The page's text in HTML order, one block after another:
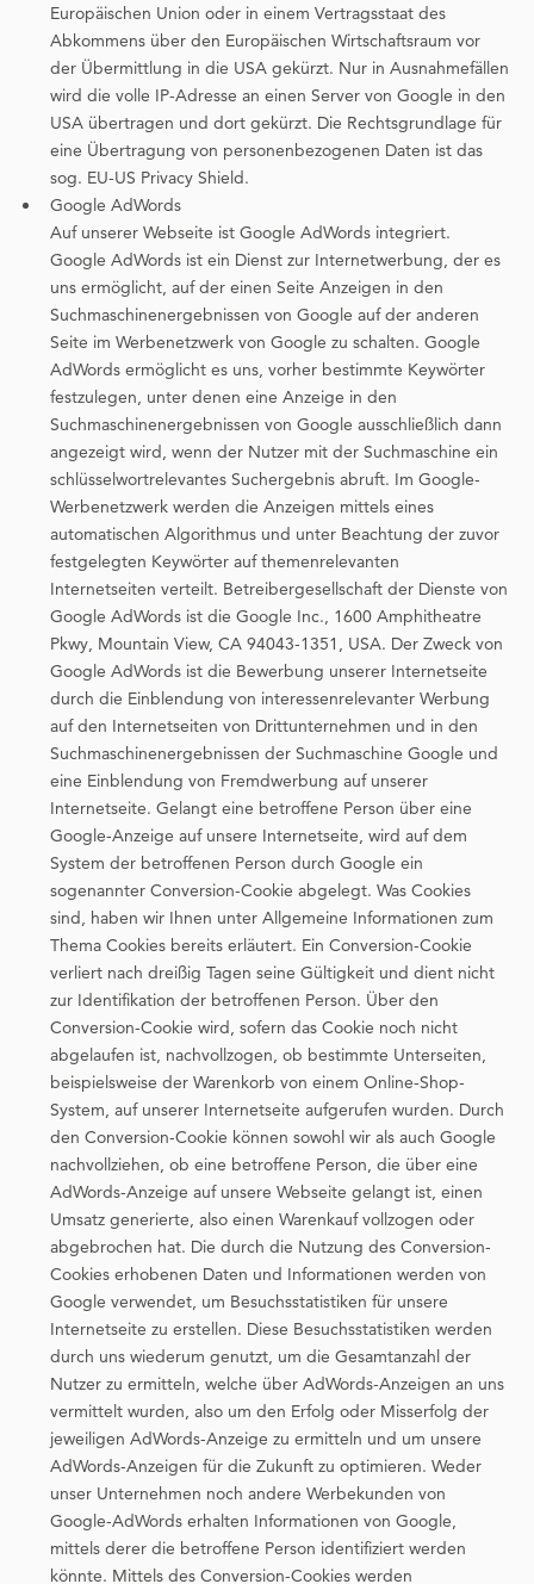
Europäischen Union oder in einem Vertragsstaat des
Abkommens über den Europäischen Wirtschaftsraum vor
der Übermittlung in die USA gekürzt. Nur in Ausnahmefällen
wird die volle IP-Adresse an einen Server von Google in den
USA übertragen und dort gekürzt. Die Rechtsgrundlage für
eine Übertragung von personenbezogenen Daten ist das
sog. EU-US Privacy Shield.
Google AdWords
Auf unserer Webseite ist Google AdWords integriert.
Google AdWords ist ein Dienst zur Internetwerbung, der es
uns ermöglicht, auf der einen Seite Anzeigen in den
Suchmaschinenergebnissen von Google auf der anderen
Seite im Werbenetzwerk von Google zu schalten. Google
AdWords ermöglicht es uns, vorher bestimmte Keywörter
festzulegen, unter denen eine Anzeige in den
Suchmaschinenergebnissen von Google ausschließlich dann
angezeigt wird, wenn der Nutzer mit der Suchmaschine ein
schlüsselwortrelevantes Suchergebnis abruft. Im Google-
Werbenetzwerk werden die Anzeigen mittels eines
automatischen Algorithmus und unter Beachtung der zuvor
festgelegten Keywörter auf themenrelevanten
Internetseiten verteilt. Betreibergesellschaft der Dienste von
Google AdWords ist die Google Inc., 1600 Amphitheatre
Pkwy, Mountain View, CA 94043-1351, USA. Der Zweck von
Google AdWords ist die Bewerbung unserer Internetseite
durch die Einblendung von interessenrelevanter Werbung
auf den Internetseiten von Drittunternehmen und in den
Suchmaschinenergebnissen der Suchmaschine Google und
eine Einblendung von Fremdwerbung auf unserer
Internetseite. Gelangt eine betroffene Person über eine
Google-Anzeige auf unsere Internetseite, wird auf dem
System der betroffenen Person durch Google ein
sogenannter Conversion-Cookie abgelegt. Was Cookies
sind, haben wir Ihnen unter Allgemeine Informationen zum
Thema Cookies bereits erläutert. Ein Conversion-Cookie
verliert nach dreißig Tagen seine Gültigkeit und dient nicht
zur Identifikation der betroffenen Person. Über den
Conversion-Cookie wird, sofern das Cookie noch nicht
abgelaufen ist, nachvollzogen, ob bestimmte Unterseiten,
beispielsweise der Warenkorb von einem Online-Shop-
System, auf unserer Internetseite aufgerufen wurden. Durch
den Conversion-Cookie können sowohl wir als auch Google
nachvollziehen, ob eine betroffene Person, die über eine
AdWords-Anzeige auf unsere Webseite gelangt ist, einen
Umsatz generierte, also einen Warenkauf vollzogen oder
abgebrochen hat. Die durch die Nutzung des Conversion-
Cookies erhobenen Daten und Informationen werden von
Google verwendet, um Besuchsstatistiken für unsere
Internetseite zu erstellen. Diese Besuchsstatistiken werden
durch uns wiederum genutzt, um die Gesamtanzahl der
Nutzer zu ermitteln, welche über AdWords-Anzeigen an uns
vermittelt wurden, also um den Erfolg oder Misserfolg der
jeweiligen AdWords-Anzeige zu ermitteln und um unsere
AdWords-Anzeigen für die Zukunft zu optimieren. Weder
unser Unternehmen noch andere Werbekunden von
Google-AdWords erhalten Informationen von Google,
mittels derer die betroffene Person identifiziert werden
könnte. Mittels des Conversion-Cookies werden